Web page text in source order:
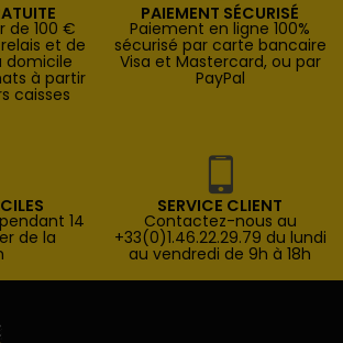
de 100 €
et de
domicile
à partir
caisses
PAIEMENT SÉCURISÉ
Paiement en ligne 100%
sécurisé par carte bancaire
Visa et Mastercard, ou par
PayPal
14
de la
SERVICE CLIENT
Contactez-nous au
+33(0)1.46.22.29.79 du lundi
au vendredi de 9h à 18h